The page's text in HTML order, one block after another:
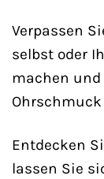
Verpassen
selbst oder
machen und
Entdecken
lassen Sie